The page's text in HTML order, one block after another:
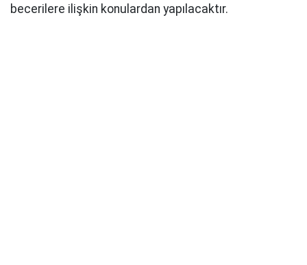
becerilere ilişkin konulardan yapılacaktır.